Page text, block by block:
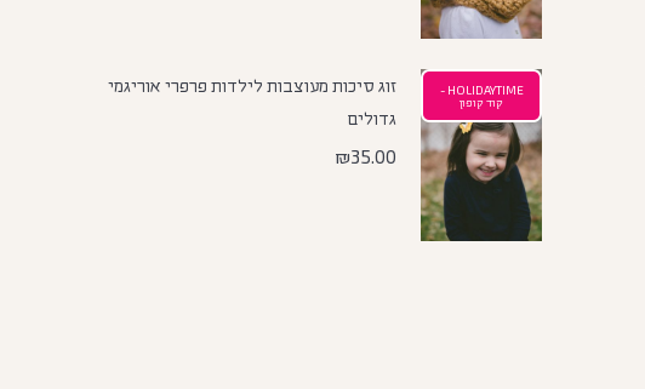
HOLIDAYTIME -
קוד קופון
זוג סיכות מעוצבות לילדות פרפרי אוריגמי
גדולים
₪35.00